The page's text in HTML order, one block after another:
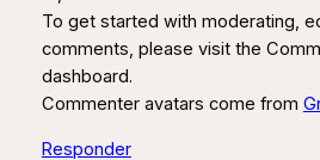
To get started with moderating,
comments, please visit the
dashboard.
Commenter avatars come from
Responder